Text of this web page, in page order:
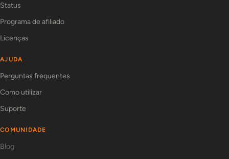
Status
Programa de afiliado
Licenças
AJUDA
Perguntas frequentes
Como utilizar
Suporte
COMUNIDADE
Blog